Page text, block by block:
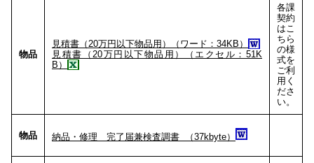
物品
見積書（20万円以下物品用）（ワード：34KB）
見積書（20万円以下物品用）（エクセル：51K
B）
各課
契約
はこ
ちら
の様
式を
ご利
用く
ださ
い。
物品 納品・修理 完了届兼検査調書 （37kbyte）